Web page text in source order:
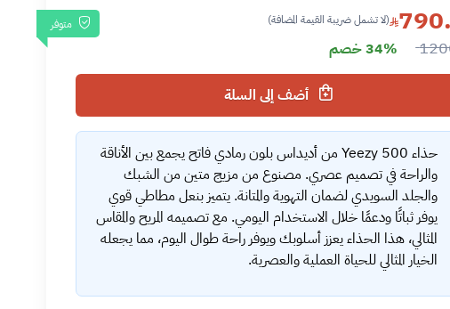
متوفر (لا تشمل ضريبة القيمة المضافة)
34% خصم
أضف إلى السلة
حذاء Yeezy 500 من أديداس بلون رمادي فاتح يجمع بين الأناقة
والراحة في تصميم عصري. مصنوع من مزيج متين من الشبك
والجلد السويدي لضمان التهوية والمتانة. يتميز بنعل مطاطي قوي
يوفر ثباتًا ودعمًا خلال الاستخدام اليومي. مع تصميمه المريح والمقاس
المثالي، هذا الحذاء يعزز أسلوبك ويوفر راحة طوال اليوم، مما يجعله
الخيار المثالي للحياة العملية والعصرية.